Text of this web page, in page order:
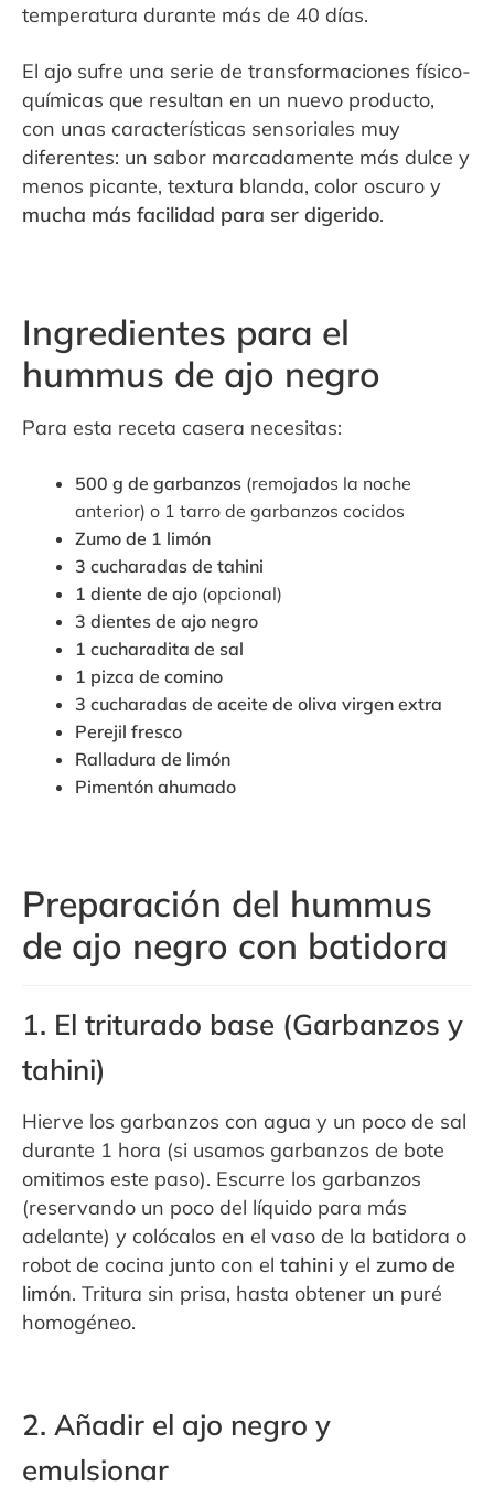
temperatura durante más de 40 días.
El ajo sufre una serie de transformaciones físico-
químicas que resultan en un nuevo producto,
con unas características sensoriales muy
diferentes: un sabor marcadamente más dulce y
menos picante, textura blanda, color oscuro y
mucha más facilidad para ser digerido.
Ingredientes para el
hummus de ajo negro
Para esta receta casera necesitas:
500 g de garbanzos (remojados la noche
anterior) o 1 tarro de garbanzos cocidos
Zumo de 1 limón
3 cucharadas de tahini
1 diente de ajo (opcional)
3 dientes de ajo negro
1 cucharadita de sal
1 pizca de comino
3 cucharadas de aceite de oliva virgen extra
Perejil fresco
Ralladura de limón
Pimentón ahumado
Preparación del hummus
de ajo negro con batidora
1. El triturado base (Garbanzos y
tahini)
Hierve los garbanzos con agua y un poco de sal
durante 1 hora (si usamos garbanzos de bote
omitimos este paso). Escurre los garbanzos
(reservando un poco del líquido para más
adelante) y colócalos en el vaso de la batidora o
robot de cocina junto con el tahini y el zumo de
limón. Tritura sin prisa, hasta obtener un puré
homogéneo.
2. Añadir el ajo negro y
emulsionar